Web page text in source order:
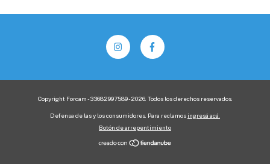
Copyright Forcam - 33682997589 - 2026. Todos los derechos reservados.
Defensa de las y los consumidores. Para reclamos ingresá acá.
Botón de arrepentimiento